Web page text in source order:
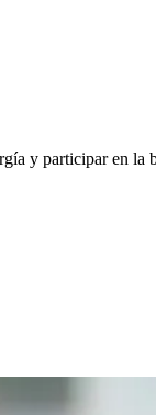
y participar en la